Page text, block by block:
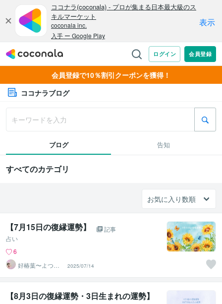
会員登録で10％割引クーポンを獲得！
ココナラブログ
ブログ 告知
すべてのカテゴリ
【7月15日の復縁運勢】
記事
占い
6
好椿葉〜よつ
ば〜
2025/07/14
【8月3日の復縁運勢・3日生まれの運勢】